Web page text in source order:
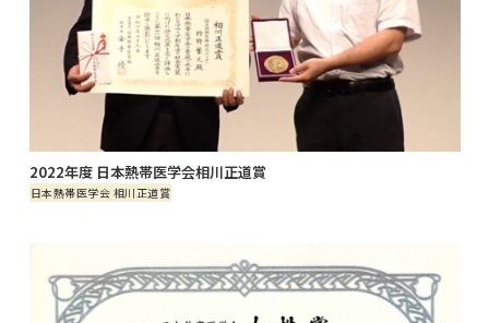
2022年度 日本熱帯医学会相川正道賞
日本熱帯医学会 相川正道賞